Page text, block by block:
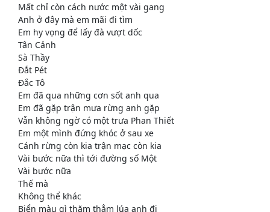
Mất chỉ còn cách nước một vài gang
Anh ở đây mà em mãi đi tìm
Em hy vọng để lấy đà vượt dốc
Tân Cảnh
Sà Thầy
Đắt Pét
Đắc Tô
Em đã qua những cơn sốt anh qua
Em đã gặp trận mưa rừng anh gặp
Vẫn không ngờ có một trưa Phan Thiết
Em một mình đứng khóc ở sau xe
Cánh rừng còn kia trận mạc còn kia
Vài bước nữa thì tới đường số Một
Vài bước nữa
Thế mà
Không thể khác
Biển màu gì thăm thẳm lúa anh đi